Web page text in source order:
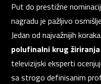
Put do prestižne
nagradu je pažljivo
Jedan od najvažnijih
polufinalni krug žiriranja
televizijski eksperti
sa strogo definisanim